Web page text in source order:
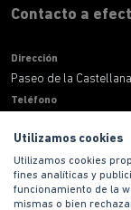
Contacto a
Dirección
Paseo de la
Teléfono
Correo electronico
Territoriales
Utilizamos cookies
Utilizamos cookies
fines analíticas y
funcionamiento de la
mismas o bien